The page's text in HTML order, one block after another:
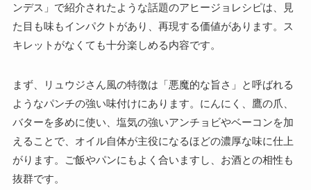
ンデス」で紹介されたような話題のアヒージョレシピは、見
た目も味もインパクトがあり、再現する価値があります。ス
キレットがなくても十分楽しめる内容です。
まず、リュウジさん風の特徴は「悪魔的な旨さ」と呼ばれる
ようなパンチの強い味付けにあります。にんにく、鷹の爪、
バターを多めに使い、塩気の強いアンチョビやベーコンを加
えることで、オイル自体が主役になるほどの濃厚な味に仕上
がります。ご飯やパンにもよく合いますし、お酒との相性も
抜群です。